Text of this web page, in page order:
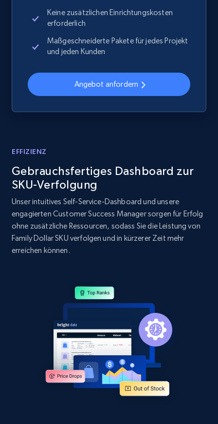
more.
2.1K+ 375+ Jetzt anfangen
Amazon products global dataset - Collects
Amazon products global dataset - Collect
Amazon products by seller URL
Title, Seller name, Brand, Description, Initial
price, Currency, Availability, Reviews count, and
375+
Amazon products global dataset - Collect
products from Brands URLs
Title, Seller name, Brand, Description, Initial
price, Currency, Availability, Reviews count, and
Keine zusätzlichen Einrichtungskosten
erforderlich
Maßgeschneiderte Pakete für jedes Projekt
und jeden Kunden
Angebot anfordern
EFFIZIENZ
Gebrauchsfertiges Dashboard zur
SKU-Verfolgung
Unser intuitives Self-Service-Dashboard und unsere
engagierten Customer Success Manager sorgen für Erfolg
ohne zusätzliche Ressourcen, sodass Sie die Leistung von
Family Dollar SKU verfolgen und in kürzerer Zeit mehr
erreichen können.